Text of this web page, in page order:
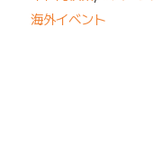
海外イベント